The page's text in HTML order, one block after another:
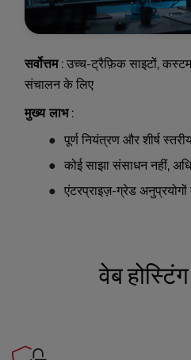
सर्वोत्तम: उच्च-ट्रैफ़िक साइटों, कस्टम
संचालन के लिए
मुख्य लाभ:
पूर्ण नियंत्रण और शीर्ष
कोई साझा संसाधन नहीं,
एंटरप्राइज़-ग्रेड
वेब